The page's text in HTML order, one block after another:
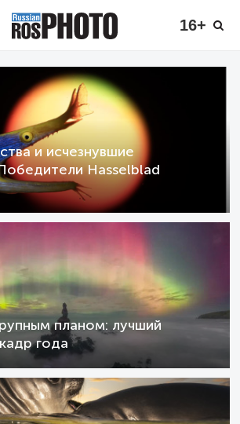
16+
и исчезнувшие
Hasselblad
планом: лучший
года